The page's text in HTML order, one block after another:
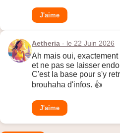
J'aime
Aetheria - le 22 Juin 2026
Ah mais oui,
et ne pas se laisser
C'est la base pour s'y
brouhaha d'infos. 👍
J'aime